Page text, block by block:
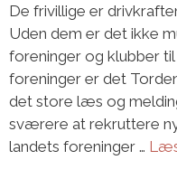
De frivillige er
Uden dem er det ikke
foreninger og klubber
foreninger er det
det store læs og
sværere at rekruttere
landets foreninger …